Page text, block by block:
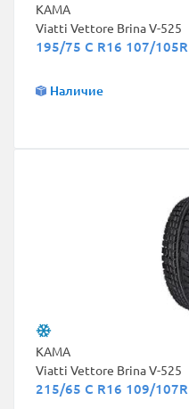
КАМА
Viatti Vettore Brina V-525
195/75 C R16 107/105R
Наличие
КАМА
Viatti Vettore Brina V-525
215/65 C R16 109/107R